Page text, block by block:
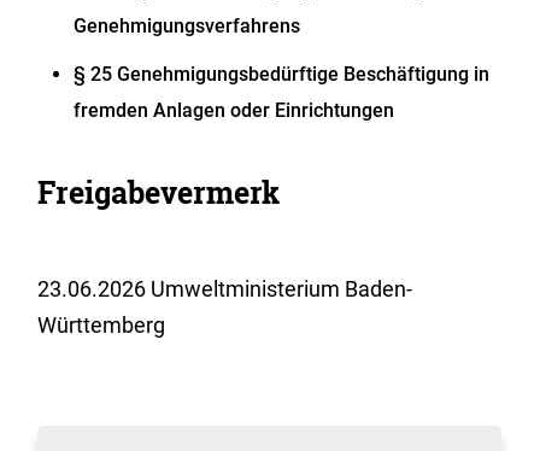
Genehmigungsverfahrens
§ 25 Genehmigungsbedürftige Beschäftigung in
fremden Anlagen oder Einrichtungen
Freigabevermerk
23.06.2026 Umweltministerium Baden-
Württemberg